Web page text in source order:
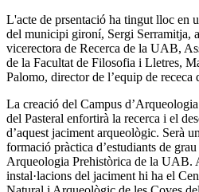
L'acte de prsentació ha tingut lloc en
del municipi gironí, Sergi Serramitja,
vicerectora de Recerca de la UAB,
de la Facultat de Filosofia i Lletres,
Palomo, director de l’equip de receca
La creació del Campus
del Pasteral enfortirà la recerca i el
d’aquest jaciment arqueològic. Serà
formació pràctica d’estudiants de
Arqueologia Prehistòrica de la UAB.
instal·lacions del jaciment hi ha el